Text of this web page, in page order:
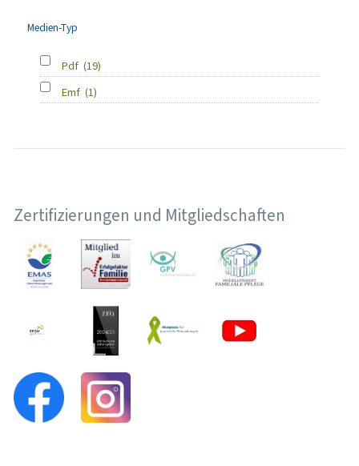
Medien-Typ
Pdf (19)
Emf (1)
Zertifizierungen und Mitgliedschaften